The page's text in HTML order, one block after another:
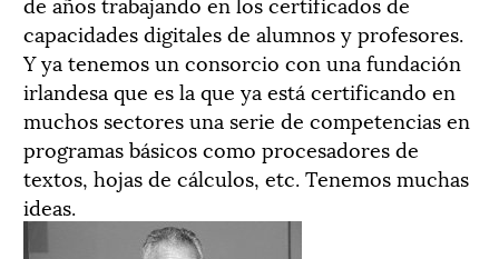
capacidades digitales de alumnos y profesores.
Y ya tenemos un consorcio con una fundación
irlandesa que es la que ya está certificando en
muchos sectores una serie de competencias en
programas básicos como procesadores de
textos, hojas de cálculos, etc. Tenemos muchas
ideas.